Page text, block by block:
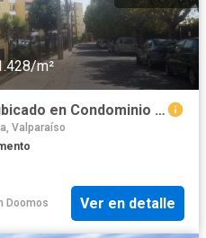
m²
Se vende departamento ubicado en Condominio los Veleros Villa Berlín Cerro los Placeres Valparaíso
Valparaíso
Doomos Ver en detalle